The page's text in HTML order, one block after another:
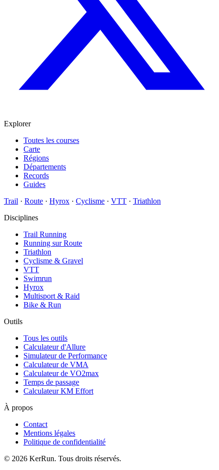
Explorer
Toutes les courses
Carte
Régions
Départements
Records
Guides
Trail · Route · Hyrox · Cyclisme · VTT · Triathlon
Disciplines
Trail Running
Running sur Route
Triathlon
Cyclisme & Gravel
VTT
Swimrun
Hyrox
Multisport & Raid
Bike & Run
Outils
Tous les outils
Calculateur d'Allure
Simulateur de Performance
Calculateur de VMA
Calculateur de VO2max
Temps de passage
Calculateur KM Effort
À propos
Contact
Mentions légales
Politique de confidentialité
© 2026 KerRun. Tous droits réservés.